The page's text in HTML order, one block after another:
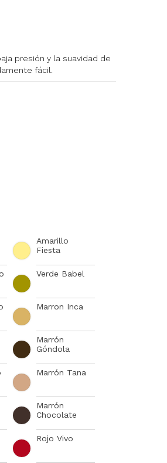
presión y la suavidad de
fácil.
Amarillo
Fiesta
Verde Babel
Marron Inca
Marrón
Góndola
Marrón Tana
Marrón
Chocolate
Rojo Vivo